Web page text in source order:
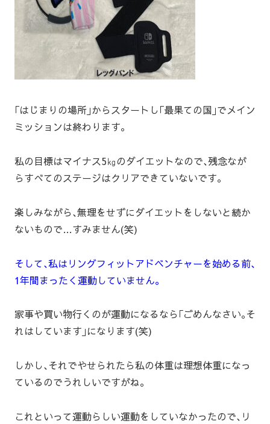
｢はじまりの場所｣からスタートし｢最果ての国｣でメイン
ミッションは終わります｡
私の目標はマイナス5㎏のダイエットなので､残念なが
らすべてのステージはクリアできていないです｡
楽しみながら､無理をせずにダイエットをしないと続か
ないもので…すみません(笑)
そして､私はリングフィットアドベンチャーを始める前､
1年間まったく運動していません｡
家事や買い物行くのが運動になるなら｢ごめんなさい｡そ
れはしています｣になります(笑)
しかし､それでやせられたら私の体重は理想体重になっ
ているのでうれしいですがね｡
これといって運動らしい運動をしていなかったので､リ